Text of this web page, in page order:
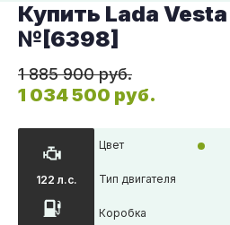
Купить Lada
№[6398]
1 885 900 руб.
1 034 500 руб.
122 л.с.
Цвет
Тип двигателя
Коробка